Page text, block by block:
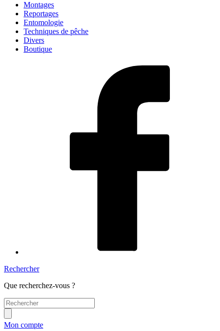
Montages
Reportages
Entomologie
Techniques de pêche
Divers
Boutique
Rechercher
Que recherchez-vous ?
Mon compte